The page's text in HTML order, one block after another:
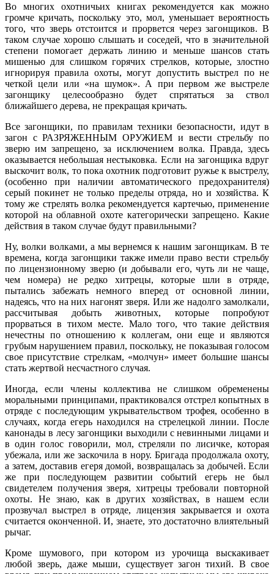
Во многих охотничьих книгах рекомендуется как можно
громче кричать, поскольку это, мол, уменьшает вероятность
того, что зверь отстоится и прорвется через загонщиков. В
таком случае хорошо слышать и соседей, что в значительной
степени помогает держать линию и меньше шансов стать
мишенью для слишком горячих стрелков, которые, злостно
игнорируя правила охоты, могут допустить выстрел по не
четкой цели или «на шумок». А при первом же выстреле
загонщику целесообразно будет спрятаться за ствол
ближайшего дерева, не прекращая кричать.
Все загонщики, по правилам техники безопасности, идут в
загон с РАЗРЯЖЕННЫМ ОРУЖИЕМ и вести стрельбу по
зверю им запрещено, за исключением волка. Правда, здесь
оказывается небольшая нестыковка. Если на загонщика вдруг
выскочит волк, то пока охотник подготовит ружье к выстрелу,
(особенно при наличии автоматического предохранителя)
серый покинет не только пределы отряда, но и хозяйства. К
тому же стрелять волка рекомендуется картечью, применение
которой на облавной охоте категорически запрещено. Какие
действия в таком случае будут правильными?
Ну, волки волками, а мы вернемся к нашим загонщикам. В те
времена, когда загонщики также имели право вести стрельбу
по лицензионному зверю (и добывали его, чуть ли не чаще,
чем номера) не редко хитрецы, которые шли в отряде,
пытались забежать немного вперед от основной линии,
надеясь, что на них нагонят зверя. Или же надолго замолкали,
рассчитывая добыть животных, которые попробуют
прорваться в тихом месте. Мало того, что такие действия
нечестны по отношению к коллегам, они еще и являются
грубым нарушением правил, поскольку, не показывая голосом
свое присутствие стрелкам, «молчун» имеет большие шансы
стать жертвой несчастного случая.
Иногда, если члены коллектива не слишком обременены
моральными принципами, практиковался отстрел копытных в
отряде с последующим укрывательством трофея, особенно в
случаях, когда егерь находился на стрелецкой линии. После
канонады в лесу загонщики выходили с невинными лицами и
в один голос говорили, мол, стреляли по лисичке, которая
убежала, или же заскочила в нору. Бригада продолжала охоту,
а затем, доставив егеря домой, возвращалась за добычей. Если
же при последующем развитии событий егерь не был
свидетелем получения зверя, хитрецы требовали повторной
охоты. Не знаю, как в других хозяйствах, в нашем если
прозвучал выстрел в отряде, лицензия закрывается и охота
считается оконченной. И, знаете, это достаточно влиятельный
рычаг.
Кроме шумового, при котором из урочища выскакивает
любой зверь, даже мыши, существует загон тихий. В свое